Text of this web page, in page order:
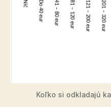
Koľko si odkladajú